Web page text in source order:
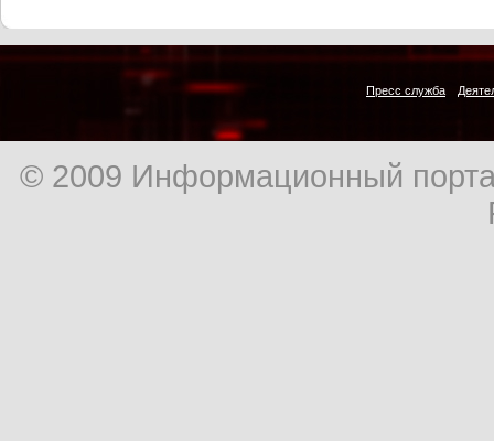
Пресс служба
© 2009 Информационный